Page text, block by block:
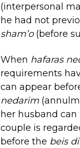
(interpersonal
he had not
sham’o(before
When hafaras
requirements
can appear
nedarim
her husband
couple is
before the beis